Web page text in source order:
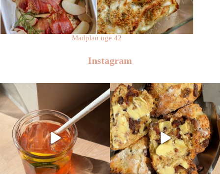
Madplan uge 42
Instagram